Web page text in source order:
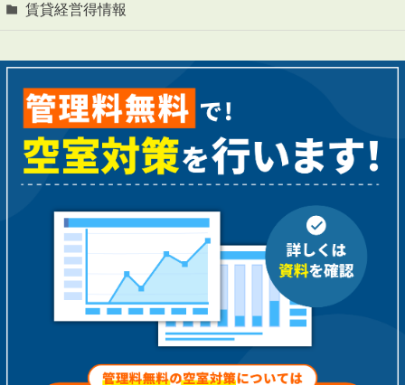
賃貸経営得情報